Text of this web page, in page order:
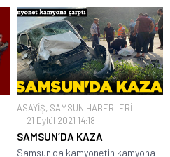
ASAYİŞ, SAMSUN HABERLERİ
21 Eylül 2021 14:18
SAMSUN’DA KAZA
Samsun'da kamyonetin kamyona